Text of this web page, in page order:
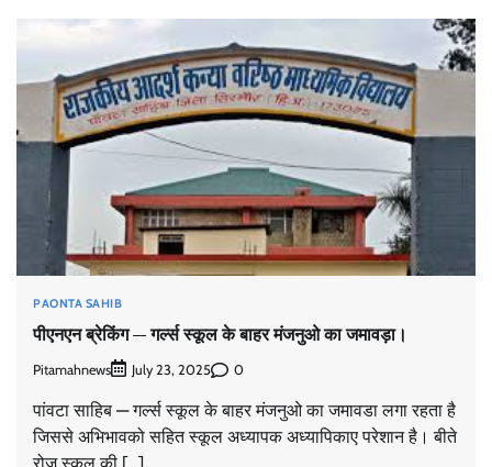
PAONTA SAHIB
पीएनएन ब्रेकिंग — गर्ल्स स्कूल के बाहर मंजनुओ का जमावड़ा।
Pitamahnews July 23, 2025 0
पांवटा साहिब — गर्ल्स स्कूल के बाहर मंजनुओ का जमावडा लगा रहता है
जिससे अभिभावको सहित स्कूल अध्यापक अध्यापिकाए परेशान है। बीते